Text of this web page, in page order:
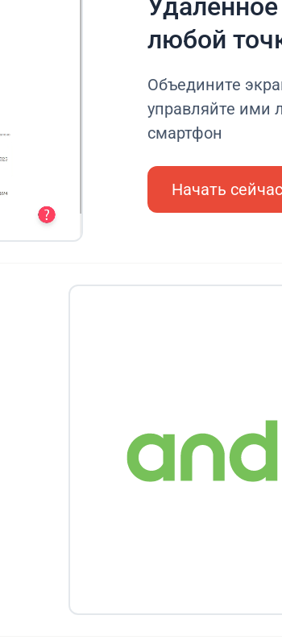
любой
Объедините
управляйте ими
смартфон
Начать сейчас